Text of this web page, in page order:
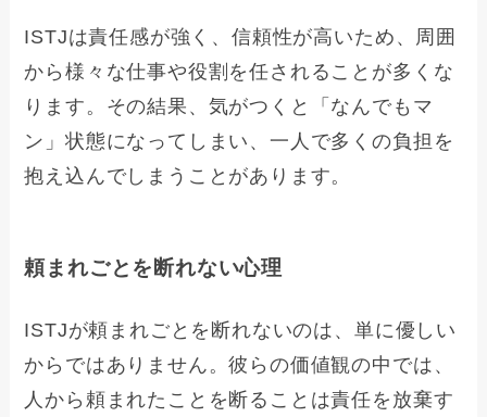
ISTJは責任感が強く、信頼性が高いため、周囲
から様々な仕事や役割を任されることが多くな
ります。その結果、気がつくと「なんでもマ
ン」状態になってしまい、一人で多くの負担を
抱え込んでしまうことがあります。
頼まれごとを断れない心理
ISTJが頼まれごとを断れないのは、単に優しい
からではありません。彼らの価値観の中では、
人から頼まれたことを断ることは責任を放棄す